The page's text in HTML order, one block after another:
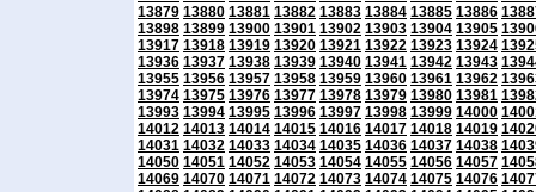
13879 13880 13881 13882 13883 13884 13885 13886
13898 13899 13900 13901 13902 13903 13904 13905
13917 13918 13919 13920 13921 13922 13923 13924
13936 13937 13938 13939 13940 13941 13942 13943
13955 13956 13957 13958 13959 13960 13961 13962
13974 13975 13976 13977 13978 13979 13980 13981
13993 13994 13995 13996 13997 13998 13999 14000
14012 14013 14014 14015 14016 14017 14018 14019
14031 14032 14033 14034 14035 14036 14037 14038
14050 14051 14052 14053 14054 14055 14056 14057
14069 14070 14071 14072 14073 14074 14075 14076